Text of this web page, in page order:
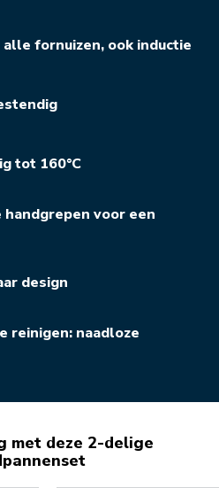
fornuizen, ook inductie
tot 160°C
voor een
design
reinigen: naadloze
met deze 2-delige